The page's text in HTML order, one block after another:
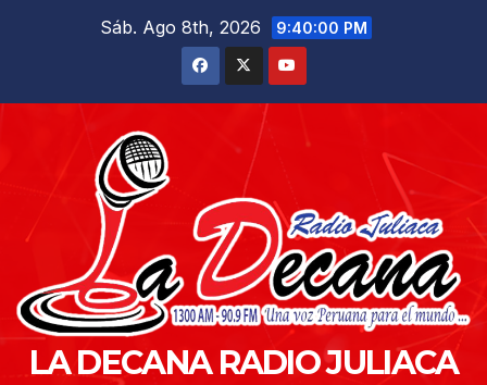
Sáb. Ago 8th, 2026 9:40:02 PM
LA DECANA RADIO JULIACA